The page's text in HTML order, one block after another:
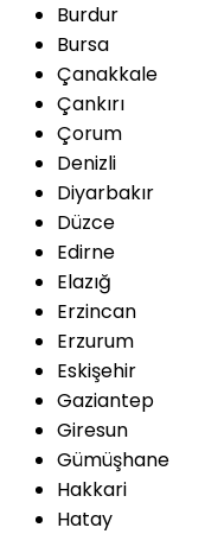
Burdur
Bursa
Çanakkale
Çankırı
Çorum
Denizli
Diyarbakır
Düzce
Edirne
Elazığ
Erzincan
Erzurum
Eskişehir
Gaziantep
Giresun
Gümüşhane
Hakkari
Hatay